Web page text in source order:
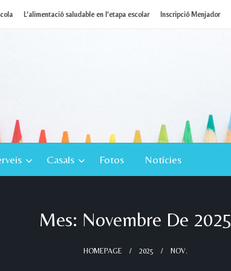
L’alimentació saludable en l’etapa escolar Inscripció Menjador
Casals Fotos Notícies
Mes: Novembre De 2025
HOMEPAGE 2025 NOV.